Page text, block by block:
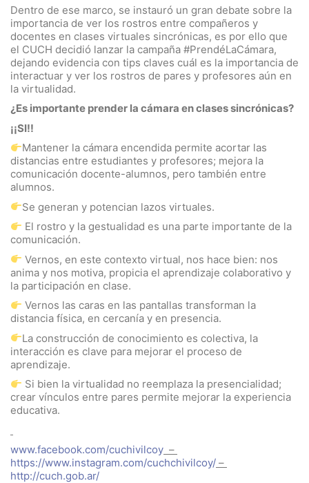
Dentro de ese marco, se instauró un gran debate sobre la
importancia de ver los rostros entre compañeros y
docentes en clases virtuales sincrónicas, es por ello que
el CUCH decidió lanzar la campaña #PrendéLaCámara,
dejando evidencia con tips claves cuál es la importancia de
interactuar y ver los rostros de pares y profesores aún en
la virtualidad.
¿Es importante prender la cámara en clases sincrónicas?
¡¡SI!!
Mantener la cámara encendida permite acortar las
distancias entre estudiantes y profesores; mejora la
comunicación docente-alumnos, pero también entre
alumnos.
Se generan y potencian lazos virtuales.
El rostro y la gestualidad es una parte importante de la
comunicación.
Vernos, en este contexto virtual, nos hace bien: nos
anima y nos motiva, propicia el aprendizaje colaborativo y
la participación en clase.
Vernos las caras en las pantallas transforman la
distancia física, en cercanía y en presencia.
La construcción de conocimiento es colectiva, la
interacción es clave para mejorar el proceso de
aprendizaje.
Si bien la virtualidad no reemplaza la presencialidad;
crear vínculos entre pares permite mejorar la experiencia
educativa.
www.facebook.com/cuchivilcoy –
https://www.instagram.com/cuchchivilcoy/ –
http://cuch.gob.ar/